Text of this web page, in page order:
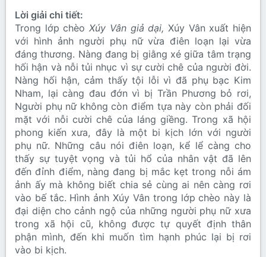
Lời giải chi tiết:
Trong lớp chèoXúy Vân giả dại, Xúy Vân xuất hiện
với hình ảnh người phụ nữ vừa điên loạn lại vừa
đáng thương. Nàng đang bị giằng xé giữa tâm trạng
hối hận và nỗi tủi nhục vì sự cười chê của người đời.
Nàng hối hận, cảm thấy tội lỗi vì đã phụ bạc Kim
Nham, lại càng đau đớn vì bị Trần Phương bỏ rơi,
Người phụ nữ không còn điểm tựa này còn phải đối
mặt với nỗi cười chê của láng giềng. Trong xã hội
phong kiến xưa, đây là một bi kịch lớn với người
phụ nữ. Những câu nói điên loạn, kể lể càng cho
thấy sự tuyệt vọng và tủi hổ của nhân vật đã lên
đến đỉnh điểm, nàng đang bị mắc kẹt trong nỗi ám
ảnh ấy mà không biết chia sẻ cùng ai nên càng rơi
vào bế tắc. Hình ảnh Xúy Vân trong lớp chèo này là
đại diện cho cảnh ngộ của những người phụ nữ xưa
trong xã hội cũ, không được tự quyết định thân
phận mình, đến khi muốn tìm hạnh phúc lại bị rơi
vào bi kịch.